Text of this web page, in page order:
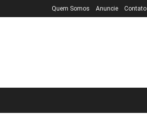
Quem Somos Anuncie Contato